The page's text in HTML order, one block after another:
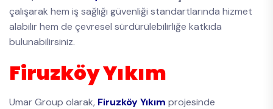
çalışarak hem iş sağlığı güvenliği standartlarında hizmet
alabilir hem de çevresel sürdürülebilirliğe katkıda
bulunabilirsiniz.
Firuzköy Yıkım
Umar Group olarak, Firuzköy Yıkım projesinde